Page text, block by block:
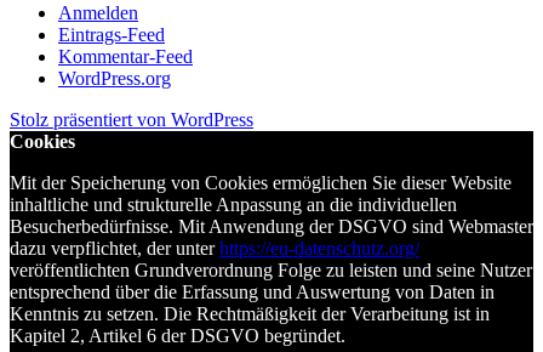
Anmelden
Eintrags-Feed
Kommentar-Feed
WordPress.org
Stolz präsentiert von WordPress
Cookies
Mit der Speicherung von Cookies ermöglichen Sie dieser Website
inhaltliche und strukturelle Anpassung an die individuellen
Besucherbedürfnisse. Mit Anwendung der DSGVO sind Webmaster
dazu verpflichtet, der unterhttps://eu-datenschutz.org/
veröffentlichten Grundverordnung Folge zu leisten und seine Nutzer
entsprechend über die Erfassung und Auswertung von Daten in
Kenntnis zu setzen. Die Rechtmäßigkeit der Verarbeitung ist in
Kapitel 2, Artikel 6 der DSGVO begründet.